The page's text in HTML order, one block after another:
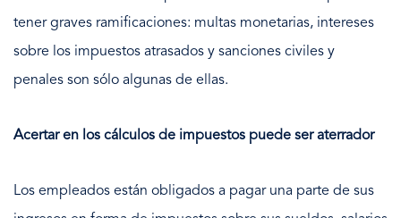
tener graves ramificaciones: multas monetarias, intereses
sobre los impuestos atrasados y sanciones civiles y
penales son sólo algunas de ellas.
Acertar en los cálculos de impuestos puede ser aterrador
Los empleados están obligados a pagar una parte de sus